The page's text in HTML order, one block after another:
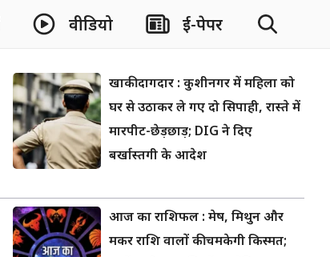
वीडियो ई-पेपर
खाकी दागदार : कुशीनगर में महिला को
घर से उठाकर ले गए दो सिपाही, रास्ते में
मारपीट-छेड़छाड़; DIG ने दिए
बर्खास्तगी के आदेश
आज का राशिफल : मेष, मिथुन और
मकर राशि वालों की चमकेगी किस्मत;